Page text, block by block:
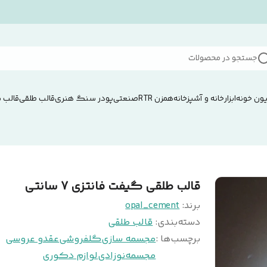
جستجو در محصولات
خونهابزارخانه و آشپزخانههمزن RTRصنعتی پودر سنگ هنریقالب طلقی
قالب طلقی گیفت فانتزی 7 سانتی
برند:opal_cement
دسته‌بندی:قالب طلقی
برچسب‌ها :مجسمه سازیگلفروشیعقدو عروسی
مجسمهنوزادیلوازم دکوری